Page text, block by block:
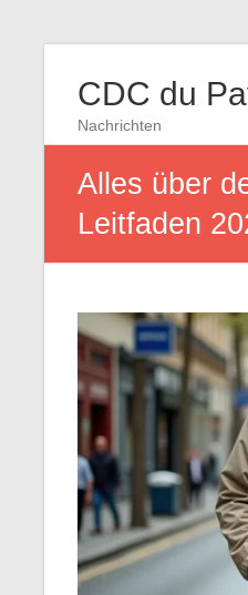
CDC du
Nachrichten
Alles über
Leitfaden